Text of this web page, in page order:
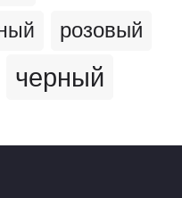
розовый
черный